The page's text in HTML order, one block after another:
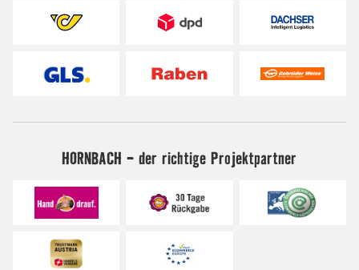
HORNBACH - der richtige Projektpartner